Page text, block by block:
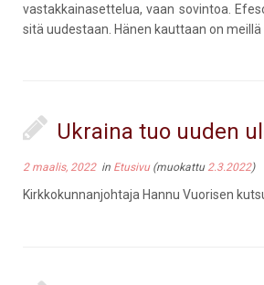
vastakkainasettelua, vaan sovintoa.
sitä uudestaan. Hänen kauttaan on meillä
Ukraina tuo uuden
2 maalis, 2022in Etusivu (muokattu 2.3.2022)
Kirkkokunnanjohtaja Hannu Vuorisen